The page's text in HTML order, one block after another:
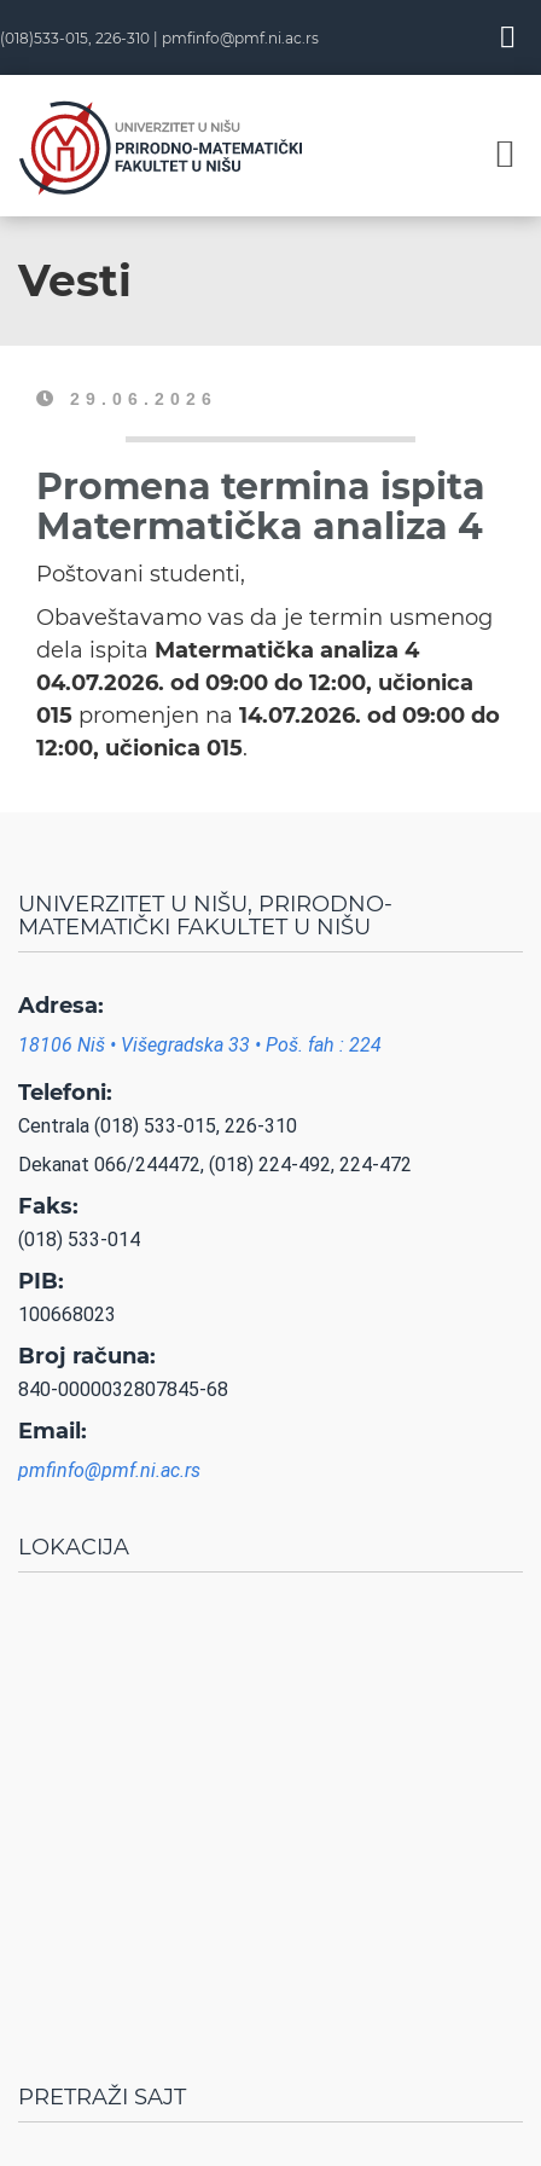
(018)533-015, 226-310 | pmfinfo@pmf.ni.ac.rs
Vesti
29.06.2026
Promena termina ispita
Matermatička analiza 4
Poštovani studenti,
Obaveštavamo vas da je termin usmenog
dela ispita Matermatička analiza 4
04.07.2026. od 09:00 do 12:00, učionica
015 promenjen na 14.07.2026. od 09:00 do
12:00, učionica 015.
UNIVERZITET U NIŠU, PRIRODNO-
MATEMATIČKI FAKULTET U NIŠU
Adresa:
18106 Niš • Višegradska 33 • Poš. fah : 224
Telefoni:
Centrala (018) 533-015, 226-310
Dekanat 066/244472, (018) 224-492, 224-472
Faks:
(018) 533-014
PIB:
100668023
Broj računa:
840-0000032807845-68
Email:
pmfinfo@pmf.ni.ac.rs
LOKACIJA
PRETRAŽI SAJT